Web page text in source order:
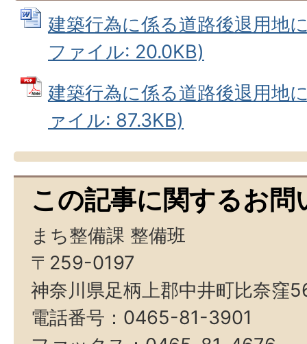
建築行為に係る道路後退用地
ファイル: 20.0KB)
建築行為に係る道路後退用地
ァイル: 87.3KB)
この記事に関するお問
まち整備課 整備班
〒259-0197
神奈川県足柄上郡中井町比奈窪
電話番号：0465-81-3901